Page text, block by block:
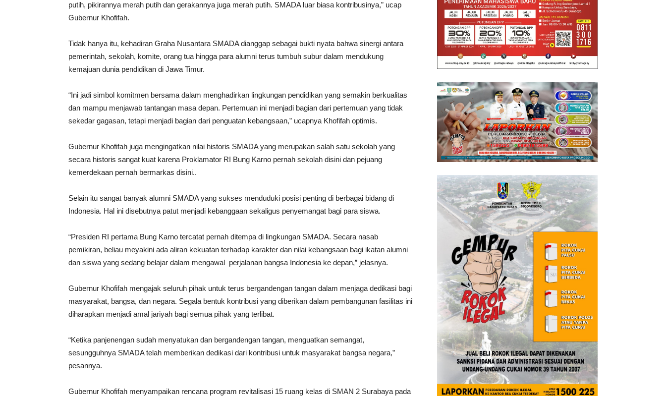
putih, pikirannya merah putih dan gerakannya juga merah putih. SMADA luar biasa kontribusinya,” ucap
Gubernur Khofifah.
Tidak hanya itu, kehadiran Graha Nusantara SMADA dianggap sebagai bukti nyata bahwa sinergi antara
pemerintah, sekolah, komite, orang tua hingga para alumni terus tumbuh subur dalam mendukung
kemajuan dunia pendidikan di Jawa Timur.
“Ini jadi simbol komitmen bersama dalam menghadirkan lingkungan pendidikan yang semakin berkualitas
dan mampu menjawab tantangan masa depan. Pertemuan ini menjadi bagian dari pertemuan yang tidak
sekedar gagasan, tetapi menjadi bagian dari penguatan kebangsaan,” ucapnya Khofifah optimis.
Gubernur Khofifah juga mengingatkan nilai historis SMADA yang merupakan salah satu sekolah yang
secara historis sangat kuat karena Proklamator RI Bung Karno pernah sekolah disini dan pejuang
kemerdekaan pernah bermarkas disini..
Selain itu sangat banyak alumni SMADA yang sukses menduduki posisi penting di berbagai bidang di
Indonesia. Hal ini disebutnya patut menjadi kebanggaan sekaligus penyemangat bagi para siswa.
“Presiden RI pertama Bung Karno tercatat pernah ditempa di lingkungan SMADA. Secara nasab
pemikiran, beliau meyakini ada aliran kekuatan terhadap karakter dan nilai kebangsaan bagi ikatan alumni
dan siswa yang sedang belajar dalam mengawal perjalanan bangsa Indonesia ke depan,” jelasnya.
Gubernur Khofifah mengajak seluruh pihak untuk terus bergandengan tangan dalam menjaga dedikasi bagi
masyarakat, bangsa, dan negara. Segala bentuk kontribusi yang diberikan dalam pembangunan fasilitas ini
diharapkan menjadi amal jariyah bagi semua pihak yang terlibat.
“Ketika panjenengan sudah menyatukan dan bergandengan tangan, menguatkan semangat,
sesungguhnya SMADA telah memberikan dedikasi dari kontribusi untuk masyarakat bangsa negara,”
pesannya.
Gubernur Khofifah menyampaikan rencana program revitalisasi 15 ruang kelas di SMAN 2 Surabaya pada